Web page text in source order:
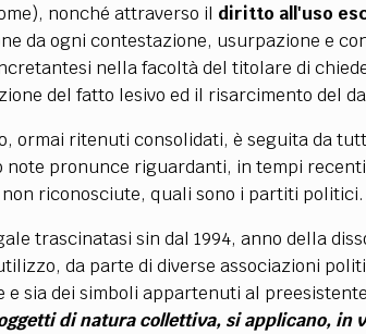
nonché attraverso il diritto all'uso
da ogni contestazione, usurpazione e
nella facoltà del titolare di
del fatto lesivo ed il risarcimento del
ormai ritenuti consolidati, è seguita da
pronunce riguardanti, in tempi
riconosciute, quali sono i partiti politici.
trascinatasi sin dal 1994, anno della
da parte di diverse associazioni
e sia dei simboli appartenuti al
di natura collettiva, si applicano, in